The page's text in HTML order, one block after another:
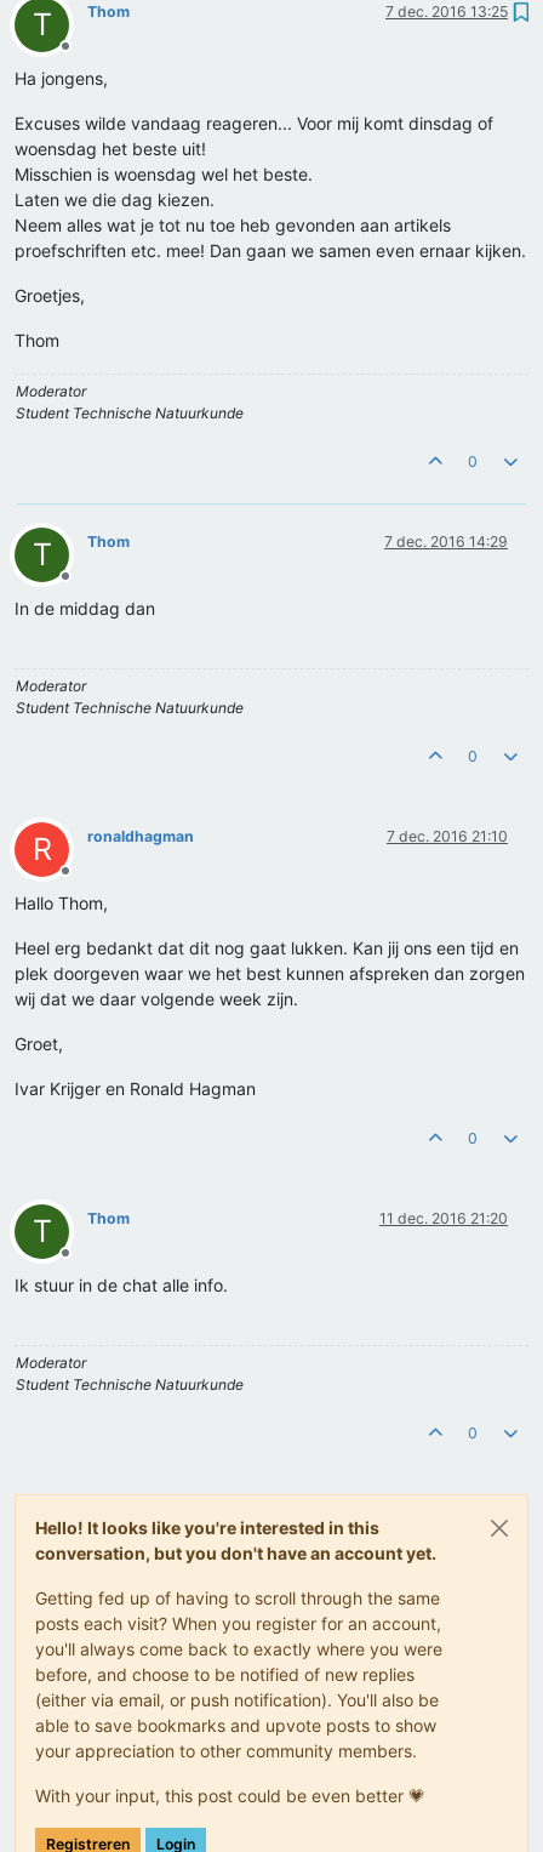
T
Offline
Thom 7 dec. 2016 13:25
Ha jongens,
Excuses wilde vandaag reageren... Voor mij komt dinsdag of
woensdag het beste uit!
Misschien is woensdag wel het beste.
Laten we die dag kiezen.
Neem alles wat je tot nu toe heb gevonden aan artikels
proefschriften etc. mee! Dan gaan we samen even ernaar kijken.
Groetjes,
Thom
Moderator
Student Technische Natuurkunde
0
T
Offline
Thom 7 dec. 2016 14:29
In de middag dan
Moderator
Student Technische Natuurkunde
0
R
Offline
ronaldhagman 7 dec. 2016 21:10
Hallo Thom,
Heel erg bedankt dat dit nog gaat lukken. Kan jij ons een tijd en
plek doorgeven waar we het best kunnen afspreken dan zorgen
wij dat we daar volgende week zijn.
Groet,
Ivar Krijger en Ronald Hagman
0
T
Offline
Thom 11 dec. 2016 21:20
Ik stuur in de chat alle info.
Moderator
Student Technische Natuurkunde
0
Hello! It looks like you're interested in this
conversation, but you don't have an account yet.
Getting fed up of having to scroll through the same
posts each visit? When you register for an account,
you'll always come back to exactly where you were
before, and choose to be notified of new replies
(either via email, or push notification). You'll also be
able to save bookmarks and upvote posts to show
your appreciation to other community members.
With your input, this post could be even better 💗
Registreren Login